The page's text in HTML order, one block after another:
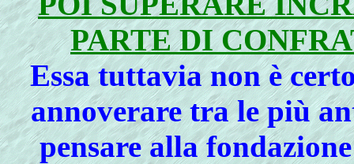
PARTE DI
Essa tuttavia non è
annoverare tra le più
pensare alla